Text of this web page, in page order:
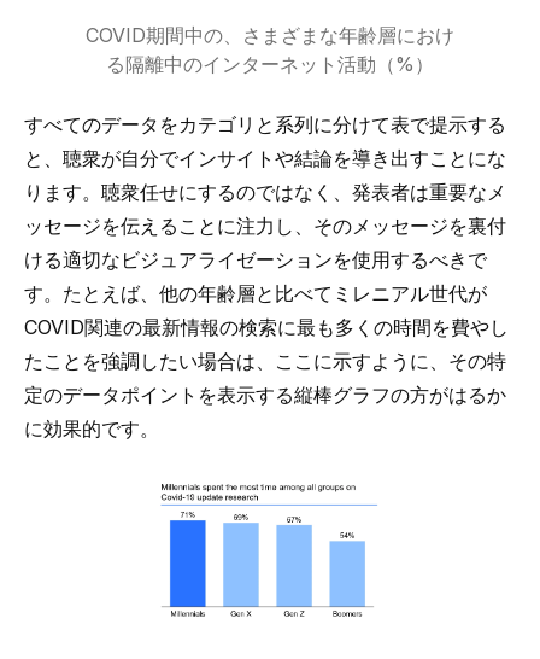
COVID期間中の、さまざまな年齢層におけ
る隔離中のインターネット活動（%）
すべてのデータをカテゴリと系列に分けて表で提示する
と、聴衆が自分でインサイトや結論を導き出すことにな
ります。聴衆任せにするのではなく、発表者は重要なメ
ッセージを伝えることに注力し、そのメッセージを裏付
ける適切なビジュアライゼーションを使用するべきで
す。たとえば、他の年齢層と比べてミレニアル世代が
COVID関連の最新情報の検索に最も多くの時間を費やし
たことを強調したい場合は、ここに示すように、その特
定のデータポイントを表示する縦棒グラフの方がはるか
に効果的です。